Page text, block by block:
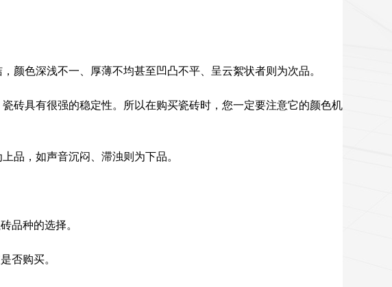
颜色深浅不一、厚薄不均甚至凹凸不平、呈云絮状者则为次品。
砖具有很强的稳定性。所以在购买瓷砖时，您一定要注意它的颜色机
品，如声音沉闷、滞浊则为下品。
品种的选择。
否购买。